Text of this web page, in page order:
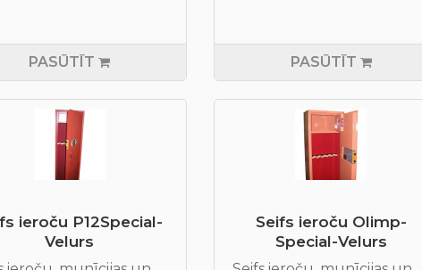
PASŪTĪT PASŪTĪT
ieroču P12Special-
Velurs
Seifs ieroču Olimp-
Special-Velurs